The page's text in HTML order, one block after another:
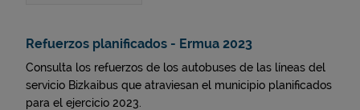
Refuerzos planificados - Ermua 2023
Consulta los refuerzos de los autobuses de las líneas del
servicio Bizkaibus que atraviesan el municipio planificados
para el ejercicio 2023.